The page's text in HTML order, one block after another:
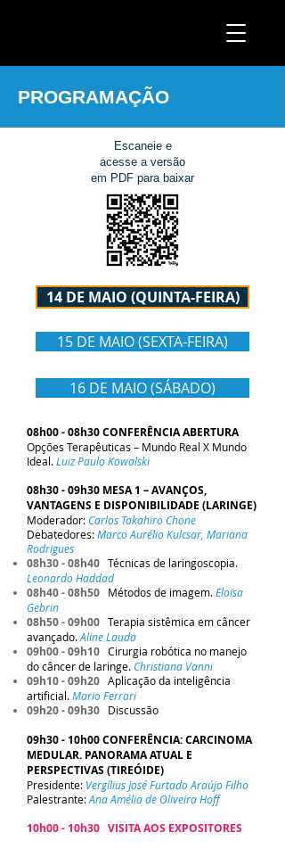
PROGRAMAÇÃO
Escaneie e
acesse a versão
em PDF para baixar
14 DE MAIO (QUINTA-FEIRA)
15 DE MAIO (SEXTA-FEIRA)
16 DE MAIO (SÁBADO)
08h00 - 08h30 CONFERÊNCIA ABERTURA
Opções Terapêuticas – Mundo Real X Mundo
Ideal.Luiz Paulo Kowalski
08h30 - 09h30 MESA 1 – AVANÇOS,
VANTAGENS E DISPONIBILIDADE (LARINGE)
Moderador: Carlos Takahiro Chone
Debatedores:Marco Aurélio Kulcsar, Mariana
Rodrigues
08h30 - 08h40 Técnicas de laringoscopia.
Leonardo Haddad
08h40 - 08h50 Métodos de imagem.Eloisa
Gebrin
08h50 - 09h00 Terapia sistêmica em câncer
avançado.Aline Lauda
09h00 - 09h10 Cirurgia robótica no manejo
do câncer de laringe. Christiana Vanni
09h10 - 09h20 Aplicação da inteligência
artificial.Mario Ferrari
09h20 - 09h30 Discussão
09h30 - 10h00 CONFERÊNCIA: CARCINOMA
MEDULAR. PANORAMA ATUAL E
PERSPECTIVAS (TIREÓIDE)
Presidente: Vergílius José Furtado Araújo Filho
Palestrante:Ana Amélia de Oliveira Hoff
10h00 - 10h30 VISITA AOS EXPOSITORES